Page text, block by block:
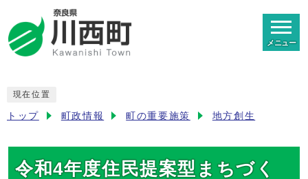
メニュー
現在位置
トップ 町政情報 町の重要施策 地方創生
令和4年度住民提案型まちづく